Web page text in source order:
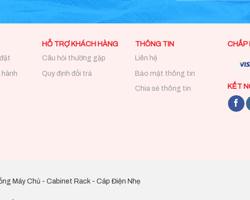
HỖ TRỢ KHÁCH HÀNG
Câu hỏi thường gặp
Quy định đổi trả
THÔNG TIN
Liên hệ
Bảo mật thông tin
Chia sẻ thông tin
CHẤP
KẾT
Máy Chủ - Cabinet Rack - Cáp Điện Nhẹ